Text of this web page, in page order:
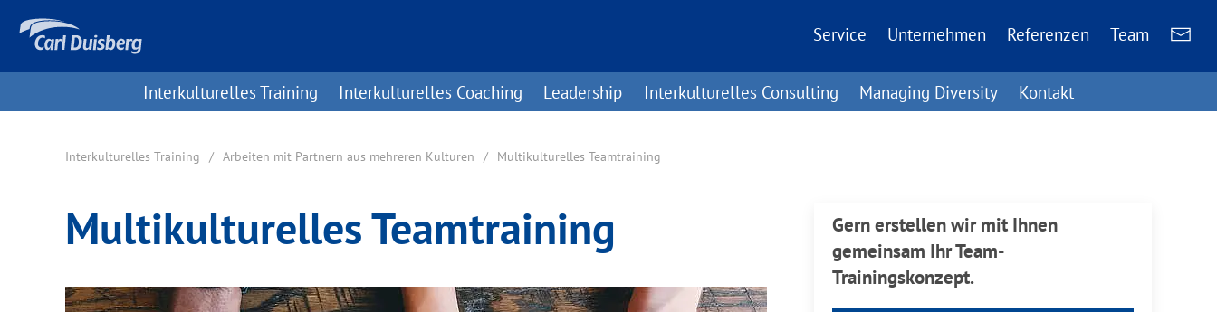
Service Unternehmen Referenzen Team
Interkulturelles Training Interkulturelles Coaching Leadership Interkulturelles Consulting Managing Diversity Kontakt
Interkulturelles Training Arbeiten mit Partnern aus mehreren Kulturen Multikulturelles Teamtraining
Multikulturelles Teamtraining
Gern erstellen wir mit Ihnen
gemeinsam Ihr Team-
Trainingskonzept.